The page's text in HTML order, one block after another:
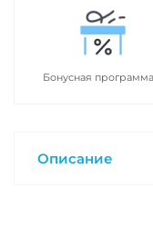
Бонусная программа
Описание